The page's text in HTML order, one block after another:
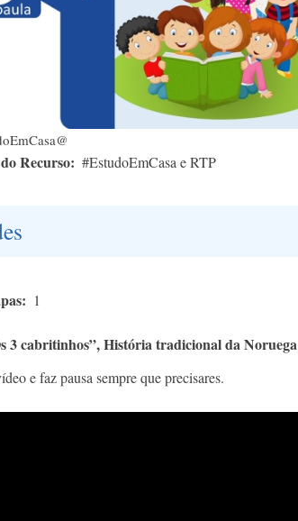
Recurso #EstudoEmCasa e RTP
1
3 cabritinhos”, História tradicional da Noruega
e faz pausa sempre que precisares.